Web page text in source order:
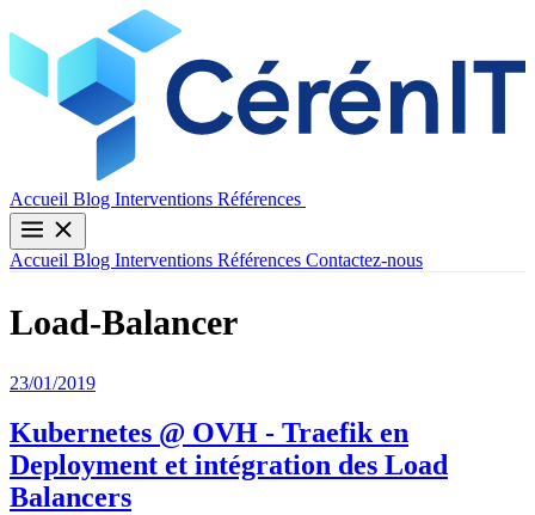
Accueil Blog Interventions Références
Accueil Blog Interventions Références Contactez-nous
Load-Balancer
23/01/2019
Kubernetes @ OVH - Traefik en
Deployment et intégration des Load
Balancers